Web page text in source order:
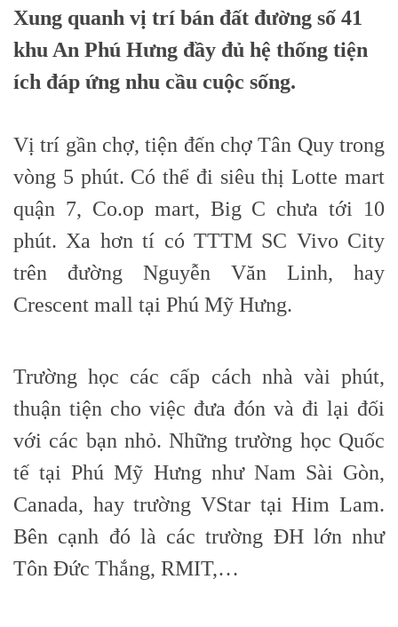
Xung quanh vị trí bán đất đường số 41
khu An Phú Hưng đầy đủ hệ thống tiện
ích đáp ứng nhu cầu cuộc sống.
Vị trí gần chợ, tiện đến chợ Tân Quy trong
vòng 5 phút. Có thể đi siêu thị Lotte mart
quận 7, Co.op mart, Big C chưa tới 10
phút. Xa hơn tí có TTTM SC Vivo City
trên đường Nguyễn Văn Linh, hay
Crescent mall tại Phú Mỹ Hưng.
Trường học các cấp cách nhà vài phút,
thuận tiện cho việc đưa đón và đi lại đối
với các bạn nhỏ. Những trường học Quốc
tế tại Phú Mỹ Hưng như Nam Sài Gòn,
Canada, hay trường VStar tại Him Lam.
Bên cạnh đó là các trường ĐH lớn như
Tôn Đức Thắng, RMIT,…